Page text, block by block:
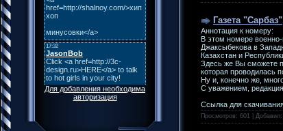
Для добавления необходима
авторизация
Газета
Аннотация к номеру:
В этом номере
Джаксыбекова в
Казахстан и
Здесь же Вы сможете
которая проводилась
Ну и, конечно же,
С уважением,
Ссылка для
Просмотров: 601 | Добавил: